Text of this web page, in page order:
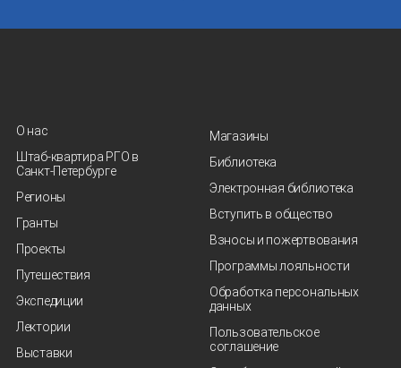
О нас
Штаб-квартира РГО в
Санкт‑Петербурге
Регионы
Гранты
Проекты
Путешествия
Экспедиции
Лектории
Выставки
Магазины
Библиотека
Электронная библиотека
Вступить в общество
Взносы и пожертвования
Программы лояльности
Обработка персональных
данных
Пользовательское
соглашение